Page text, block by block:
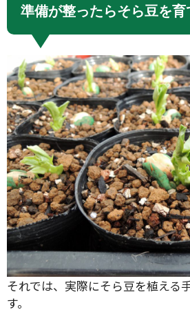
準備が整ったらそら豆を育
それでは、実際にそら豆を植える
す。